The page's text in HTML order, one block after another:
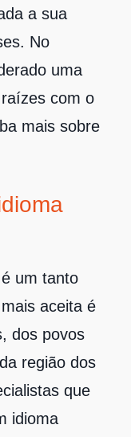
a sua
No
uma
com o
mais sobre
um tanto
aceita é
dos povos
região dos
que
idioma